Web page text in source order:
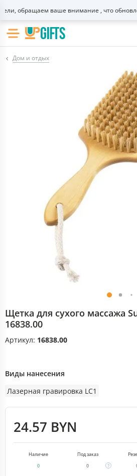
обращаем ваше внимание , что
Дом и отдых
Щетка для сухого массажа
16838.00
Артикул: 16838.00
Виды нанесения
Лазерная гравировка LC1
24.57 BYN
Наличие Под заказ
0
0